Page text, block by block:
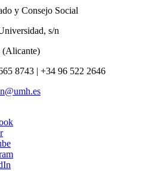
y Consejo Social
s/n
(Alicante)
8743 | +34 96 522 2646